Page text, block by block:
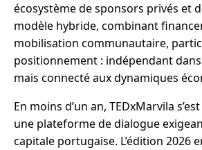
écosystème de sponsors privés et
modèle hybride, combinant
mobilisation communautaire,
positionnement : indépendant
mais connecté aux dynamiques
En moins d’un an, TEDxMarvila
une plateforme de dialogue
capitale portugaise. L’édition 2026